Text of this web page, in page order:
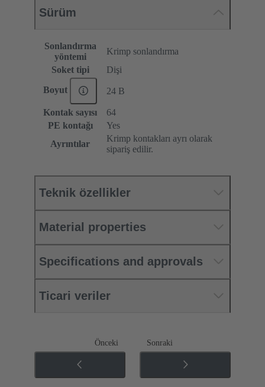
Sürüm
Sonlandırma
yöntemi
Krimp sonlandırma
Soket tipi
Dişi
Boyut 24 B
Kontak sayısı
64
PE kontağı
Yes
Ayrıntılar
Krimp kontakları ayrı olarak
sipariş edilir.
Teknik özellikler
Material properties
Specifications and approvals
Ticari veriler
Önceki Sonraki